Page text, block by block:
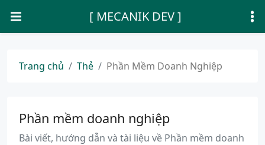
[ MECANIK DEV ]
Trang chủ Thẻ Phần Mềm Doanh Nghiệp
Phần mềm doanh nghiệp
Bài viết, hướng dẫn và tài liệu về Phần mềm doanh